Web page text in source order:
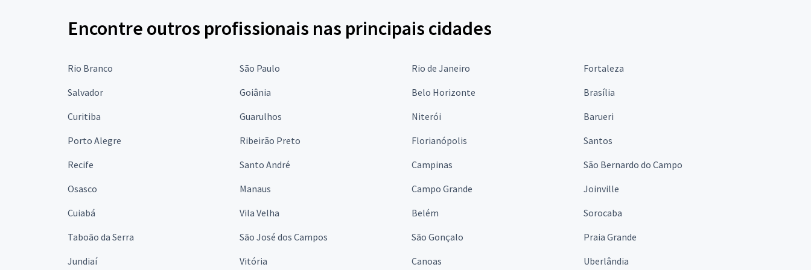
Encontre outros profissionais nas principais cidades
Rio Branco São Paulo Rio de Janeiro
Fortaleza
Salvador
Goiânia Belo Horizonte
Brasília
Curitiba
Guarulhos Niterói
Barueri
Porto Alegre
Ribeirão Preto Florianópolis
Santos
Recife
Santo André Campinas
São Bernardo do Campo
Osasco
Manaus Campo Grande
Joinville
Cuiabá
Vila Velha Belém
Sorocaba
Taboão da Serra
São José dos Campos São Gonçalo
Praia Grande
Jundiaí
Vitória Canoas Uberlândia